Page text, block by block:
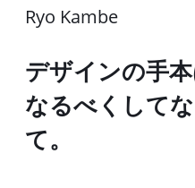
Ryo Kambe
デザインの手本
なるべくして
て。